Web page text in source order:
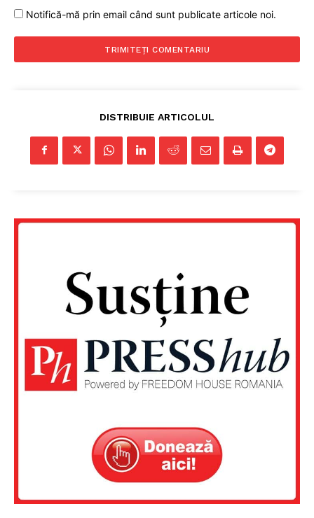
FREEDOM HOUSE ROMÂNIA
PRESShub
Despre noi / Echipa
Notifică-mă prin email când sunt publicate articole noi.
DISTRIBUIE ARTICOLUL